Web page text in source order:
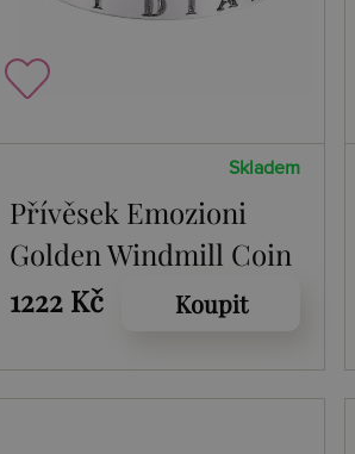
Skladem
Přívěsek Emozioni
Golden Windmill Coin
1222 Kč
Koupit